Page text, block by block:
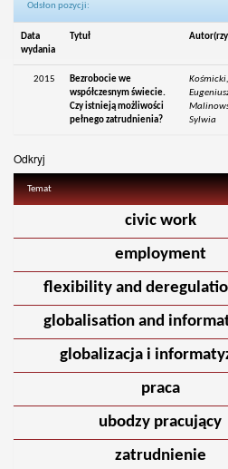
Odsłon pozycji:
Data
wydania
Tytuł
2015
Bezrobocie we
współczesnym świecie.
Czy istnieją możliwości
pełnego zatrudnienia?
Kośmicki,
Sylwia
Odkryj
Temat
civic work
employment
flexibility and
globalisation and
globalizacja i
praca
ubodzy pracujący
zatrudnienie